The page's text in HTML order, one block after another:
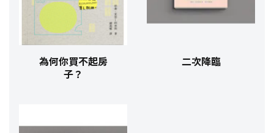
為何你買不起房
子？
二次降臨